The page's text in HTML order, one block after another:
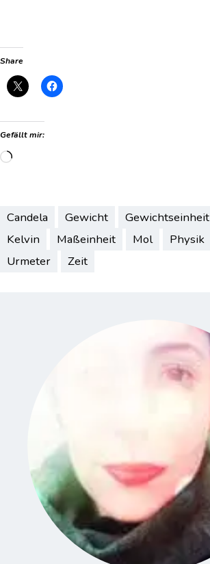
Share
Gefällt mir:
Wird
Candela Gewicht Gewichtseinheit
Kelvin
Maßeinheit Mol Physik
Urmeter
Zeit